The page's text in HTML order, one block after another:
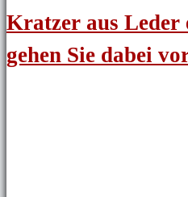
Kratzer aus Leder
gehen Sie dabei